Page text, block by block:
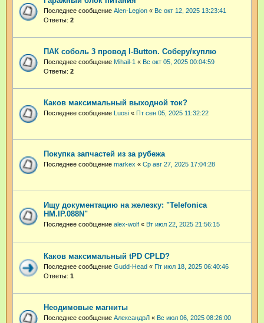
Последнее сообщение Alen-Legion « Вс окт 12, 2025 13:23:41
Ответы: 2
ПАК соболь 3 провод I-Button. Соберу/куплю
Последнее сообщение Mihail-1 « Вс окт 05, 2025 00:04:59
Ответы: 2
Каков максимальный выходной ток?
Последнее сообщение Luosi « Пт сен 05, 2025 11:32:22
Покупка запчастей из за рубежа
Последнее сообщение markex « Ср авг 27, 2025 17:04:28
Ищу документацию на железку: "Telefonica
HM.IP.088N"
Последнее сообщение alex-wolf « Вт июл 22, 2025 21:56:15
Каков максимальный tPD CPLD?
Последнее сообщение Gudd-Head « Пт июл 18, 2025 06:40:46
Ответы: 1
Неодимовые магниты
Последнее сообщение АлександрЛ « Вс июл 06, 2025 08:26:00